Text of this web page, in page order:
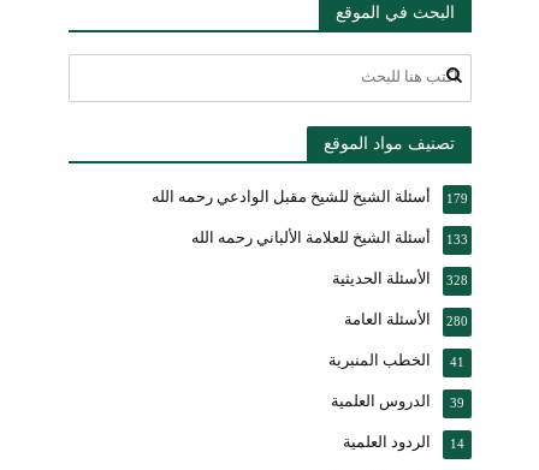
البحث في الموقع
تصنيف مواد الموقع
أسئلة الشيخ للشيخ مقبل الوادعي رحمه الله 179
أسئلة الشيخ للعلامة الألباني رحمه الله 133
الأسئلة الحديثية 328
الأسئلة العامة 280
الخطب المنبرية 41
الدروس العلمية 39
الردود العلمية 14